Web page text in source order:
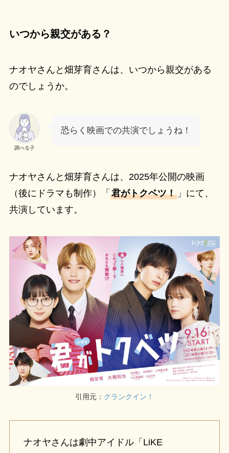
いつから親交がある？
ナオヤさんと畑芽育さんは、いつから親交がある
のでしょうか。
調べる子
恐らく映画での共演でしょうね！
ナオヤさんと畑芽育さんは、2025年公開の映画
（後にドラマも制作）「 君がトクベツ！」にて、
共演しています。
引用元： クランクイン！
ナオヤさんは劇中アイドル「LiKE